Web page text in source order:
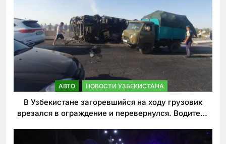
АВТО НОВОСТИ УЗБЕКИСТАНА
В Узбекистане загоревшийся на ходу грузовик
врезался в ограждение и перевернулся. Водитель